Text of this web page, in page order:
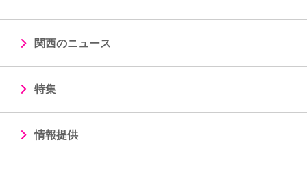
関西のニュース
特集
情報提供